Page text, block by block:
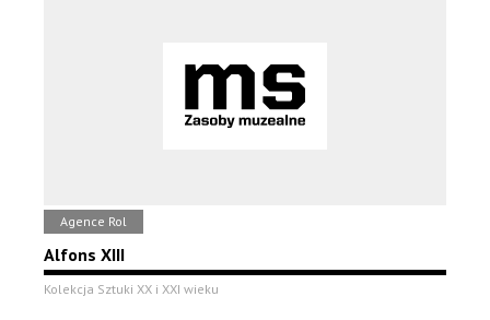
Agence Rol
Alfons XIII
Kolekcja Sztuki XX i XXI wieku